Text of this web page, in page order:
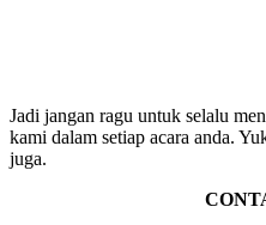
Jadi jangan ragu untuk selalu
kami dalam setiap acara anda.
juga.